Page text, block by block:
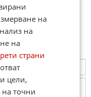
на
на
на
страни
цели,
точни